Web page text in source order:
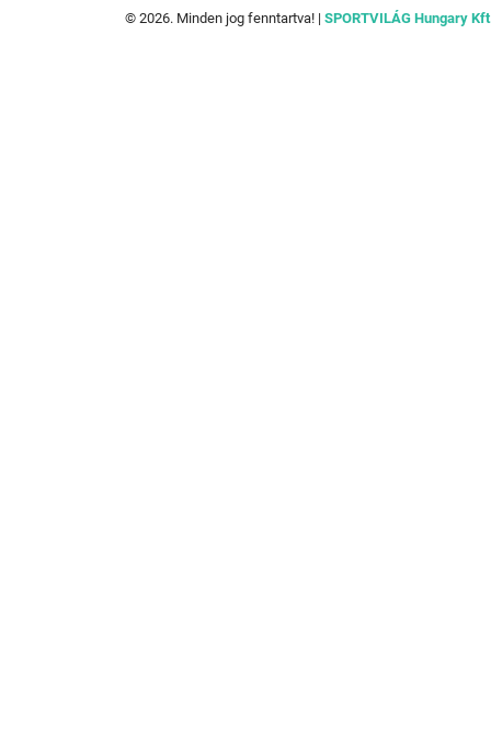
© 2026. Minden jog fenntartva! | SPORTVILÁG Hungary